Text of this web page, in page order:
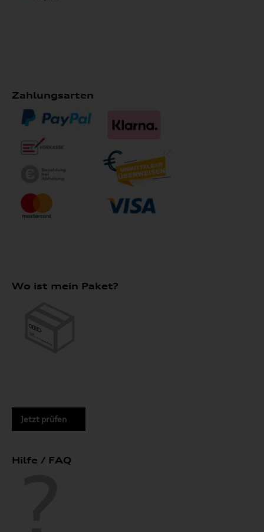
Zahlungsarten
Wo ist mein Paket?
Jetzt prüfen
Hilfe / FAQ